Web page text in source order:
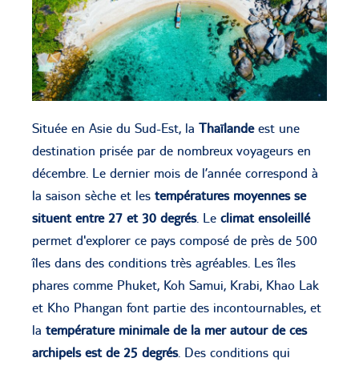
Située en Asie du Sud-Est, la Thaïlandeest une
destination prisée par de nombreux voyageurs en
décembre. Le dernier mois de l’année correspond à
la saison sèche et les températures moyennes se
situent entre 27 et 30 degrés. Le climat ensoleillé
permet d'explorer ce pays composé de près de 500
îles dans des conditions très agréables. Les îles
phares comme Phuket, Koh Samui, Krabi, Khao Lak
et Kho Phangan font partie des incontournables, et
la température minimale de la mer autour de ces
archipels est de 25 degrés. Des conditions qui